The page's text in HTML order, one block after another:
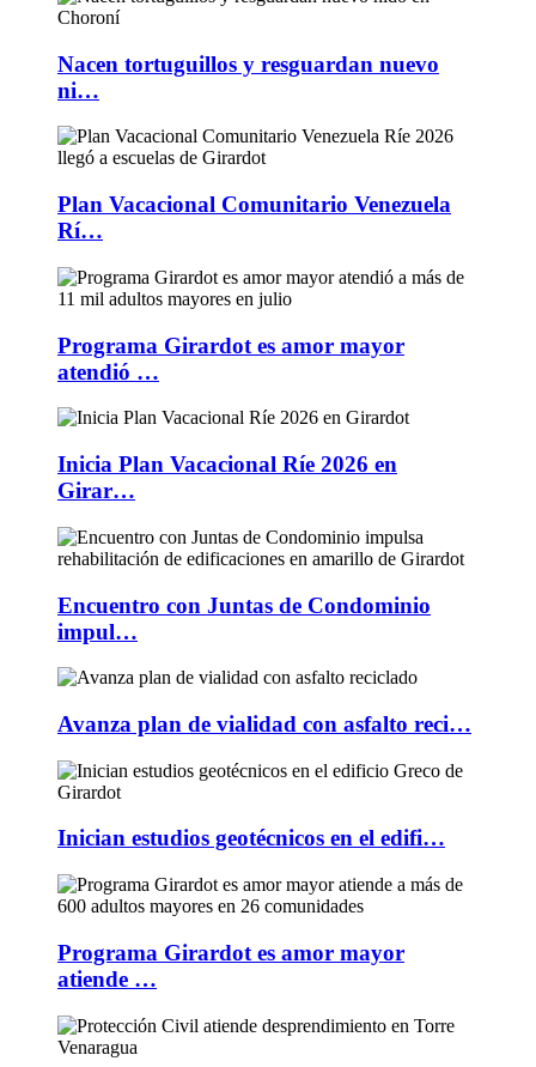
Nacen tortuguillos y resguardan nuevo
ni…
Plan Vacacional Comunitario Venezuela
Rí…
Programa Girardot es amor mayor
atendió …
Inicia Plan Vacacional Ríe 2026 en
Girar…
Encuentro con Juntas de Condominio
impul…
Avanza plan de vialidad con asfalto reci…
Inician estudios geotécnicos en el edifi…
Programa Girardot es amor mayor
atiende …